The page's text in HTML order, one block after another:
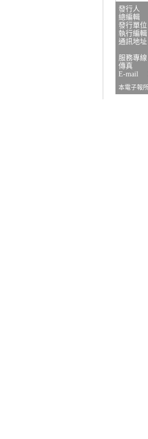
發行人
總編輯
發行單
執行編
通訊地
中央
服務專線
傳真 ：
E-mail
本電子報